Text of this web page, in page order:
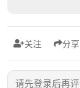
关注 分享